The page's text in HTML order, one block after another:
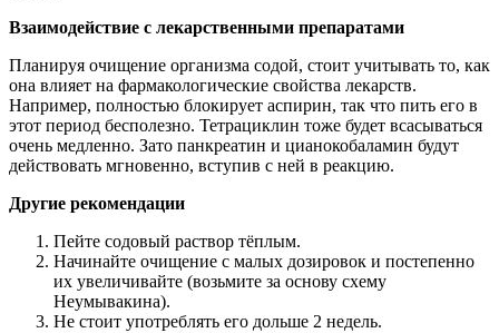
Взаимодействие с лекарственными препаратами
Планируя очищение организма содой, стоит учитывать то, как
она влияет на фармакологические свойства лекарств.
Например, полностью блокирует аспирин, так что пить его в
этот период бесполезно. Тетрациклин тоже будет всасываться
очень медленно. Зато панкреатин и цианокобаламин будут
действовать мгновенно, вступив с ней в реакцию.
Другие рекомендации
Пейте содовый раствор тёплым.
Начинайте очищение с малых дозировок и постепенно
их увеличивайте (возьмите за основу схему
Неумывакина).
Не стоит употреблять его дольше 2 недель.